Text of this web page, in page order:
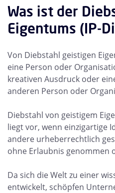
Was ist der
Eigentums (IP-
Von Diebstahl geistigen
eine Person oder
kreativen Ausdruck oder
anderen Person oder
Diebstahl von geistigem
liegt vor, wenn einzigartige
andere urheberrechtlich
ohne Erlaubnis genommen
Da sich die Welt zu einer
entwickelt, schöpfen